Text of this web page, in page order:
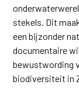
stekels. Dit
een bijzonder
documentaire
bewustwording
biodiversiteit in